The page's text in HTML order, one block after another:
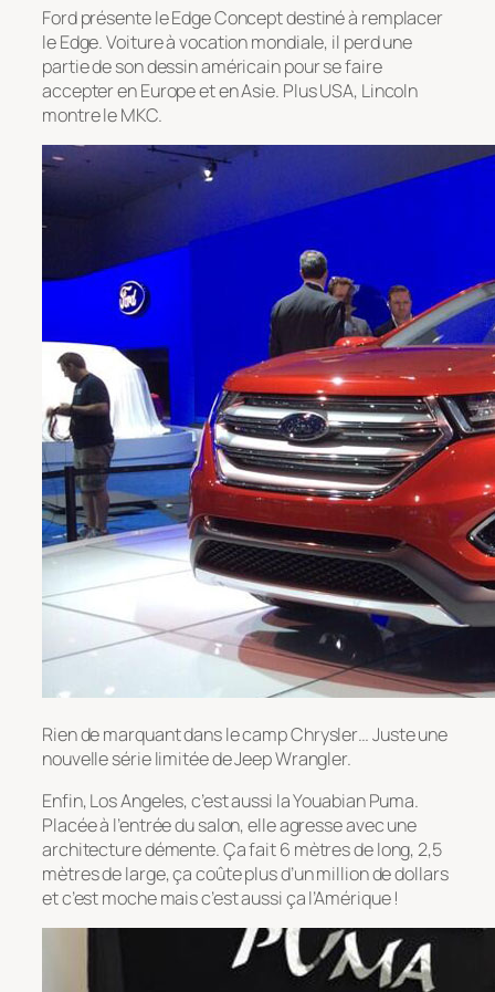
Ford présente le Edge Concept destiné à remplacer
le Edge. Voiture à vocation mondiale, il perd une
partie de son dessin américain pour se faire
accepter en Europe et en Asie. Plus USA, Lincoln
montre le MKC.
Rien de marquant dans le camp Chrysler… Juste une
nouvelle série limitée de Jeep Wrangler.
Enfin, Los Angeles, c’est aussi la Youabian Puma.
Placée à l’entrée du salon, elle agresse avec une
architecture démente. Ça fait 6 mètres de long, 2,5
mètres de large, ça coûte plus d’un million de dollars
et c’est moche mais c’est aussi ça l’Amérique !